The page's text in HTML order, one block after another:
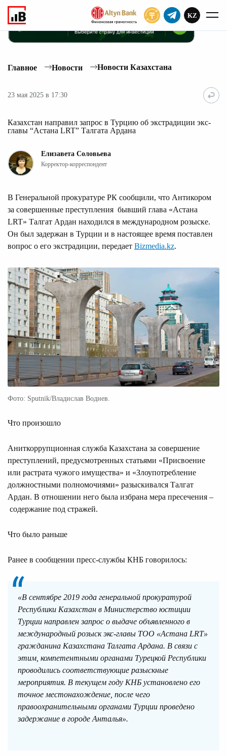
KZ
Главное Новости Новости Казахстана
23 мая 2025 в 17:30
Казахстан направил запрос в Турцию об экстрадиции экс-
главы “Астана LRT” Талгата Ардана
Елизавета Соловьева
Корректор-корреспондент
В Генеральной прокуратуре РК сообщили, что Антикором
за совершенные преступления бывший глава «Астана
LRT» Талгат Ардан находился в международном розыске.
Он был задержан в Турции и в настоящее время поставлен
вопрос о его экстрадиции, передает Bizmedia.kz.
Фото: Sputnik/Владислав Воднев.
Что произошло
Аниткоррупционная служба Казахстана за совершение
преступлений, предусмотренных статьями «Присвоение
или растрата чужого имущества» и «Злоупотребление
должностными полномочиями» разыскивался Талгат
Ардан. В отношении него была избрана мера пресечения –
содержание под стражей.
Что было раньше
Ранее в сообщении пресс-службы КНБ говорилось:
«В сентябре 2019 года генеральной прокуратурой
Республики Казахстан в Министерство юстиции
Турции направлен запрос о выдаче объявленного в
международный розыск экс-главы ТОО «Астана LRT»
гражданина Казахстана Талгата Ардана. В связи с
этим, компетентными органами Турецкой Республики
проводились соответствующие разыскные
мероприятия. В текущем году КНБ установлено его
точное местонахождение, после чего
правоохранительными органами Турции проведено
задержание в городе Анталья».